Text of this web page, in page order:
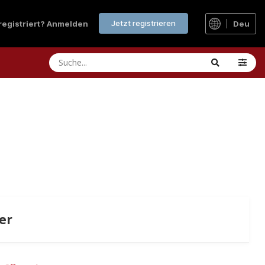
Anmelden Jetzt registrieren Deu